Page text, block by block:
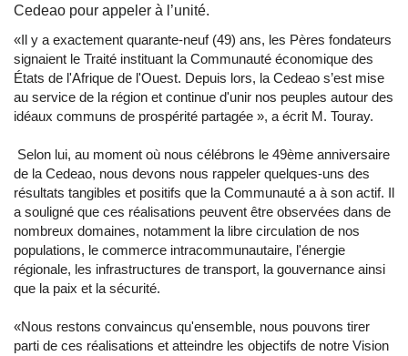
Cedeao pour appeler à l’unité.
«Il y a exactement quarante-neuf (49) ans, les Pères fondateurs
signaient le Traité instituant la Communauté économique des
États de l'Afrique de l'Ouest. Depuis lors, la Cedeao s’est mise
au service de la région et continue d'unir nos peuples autour des
idéaux communs de prospérité partagée », a écrit M. Touray.
Selon lui, au moment où nous célébrons le 49ème anniversaire
de la Cedeao, nous devons nous rappeler quelques-uns des
résultats tangibles et positifs que la Communauté a à son actif. Il
a souligné que ces réalisations peuvent être observées dans de
nombreux domaines, notamment la libre circulation de nos
populations, le commerce intracommunautaire, l'énergie
régionale, les infrastructures de transport, la gouvernance ainsi
que la paix et la sécurité.
«Nous restons convaincus qu'ensemble, nous pouvons tirer
parti de ces réalisations et atteindre les objectifs de notre Vision